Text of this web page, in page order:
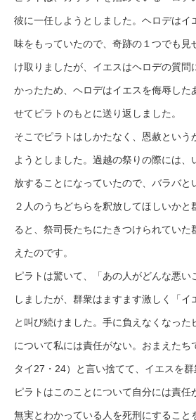
彼に一任しようとしました。ヘロデはイ
味をもっていたので、奇跡の１つでも見
け取りましたが、イエスはヘロデの質問
かったため、ヘロデはイエスを侮辱した
せてピラトのもとに送り返しました。
そこでピラトはしかたなく、恩赦という
ようとしました。過越の祭りの際には、
放することになっていたので、バラバと
２人のうちどちらを釈放してほしいかと
ると、祭司長たちにたきつけられていた
えたのです。
ピラトは驚いて、「あの人がどんな悪い
しましたが、群衆はますます激しく「イ
と叫び続けました。手に負えなくなった
について私には責任がない。おまえたち
タイ27・24）と言い捨てて、イエスを群
ピラトはこのことについて自分には責任
無実とわかっている人を死刑にすること